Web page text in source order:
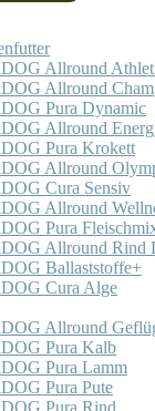
Allround
Allround
Pura Dynamic
Allround
Pura Krokett
Allround
Cura Sensiv
Allround
Pura
Allround Rind
Ballaststoffe+
Cura Alge
Allround
Pura Kalb
Pura Lamm
Pura Pute
Pura Rind